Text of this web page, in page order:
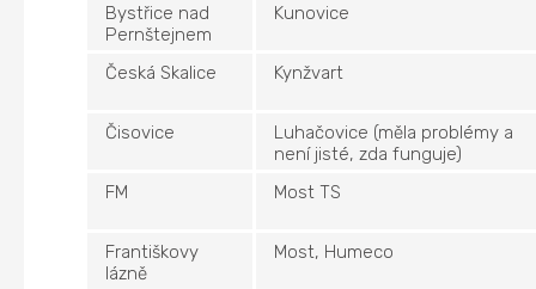
Bystřice nad
Pernštejnem
Kunovice
Česká Skalice Kynžvart
Čisovice
Luhačovice (měla problémy a
není jisté, zda funguje)
FM
Most TS
Františkovy
lázně
Most, Humeco